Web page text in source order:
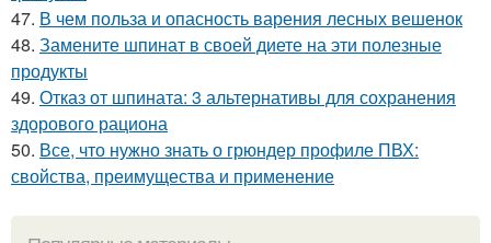
47. В чем польза и опасность варения лесных вешенок
48. Замените шпинат в своей диете на эти полезные
продукты
49. Отказ от шпината: 3 альтернативы для сохранения
здорового рациона
50. Все, что нужно знать о грюндер профиле ПВХ:
свойства, преимущества и применение